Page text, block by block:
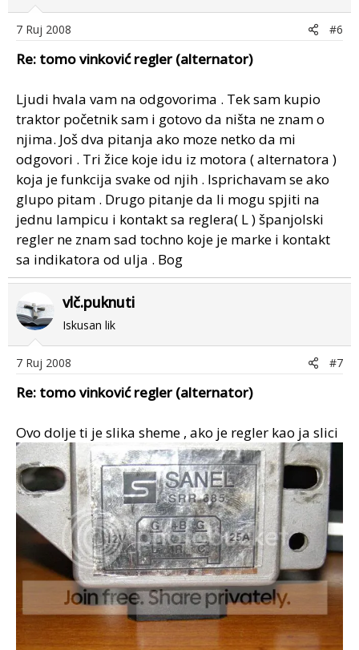
7 Ruj 2008 #6
Re: tomo vinković regler (alternator)
Ljudi hvala vam na odgovorima . Tek sam kupio
traktor početnik sam i gotovo da ništa ne znam o
njima. Još dva pitanja ako moze netko da mi
odgovori . Tri žice koje idu iz motora ( alternatora )
koja je funkcija svake od njih . Isprichavam se ako
glupo pitam . Drugo pitanje da li mogu spjiti na
jednu lampicu i kontakt sa reglera( L ) španjolski
regler ne znam sad tochno koje je marke i kontakt
sa indikatora od ulja . Bog
vlč.puknuti
Iskusan lik
7 Ruj 2008 #7
Re: tomo vinković regler (alternator)
Ovo dolje ti je slika sheme , ako je regler kao ja slici